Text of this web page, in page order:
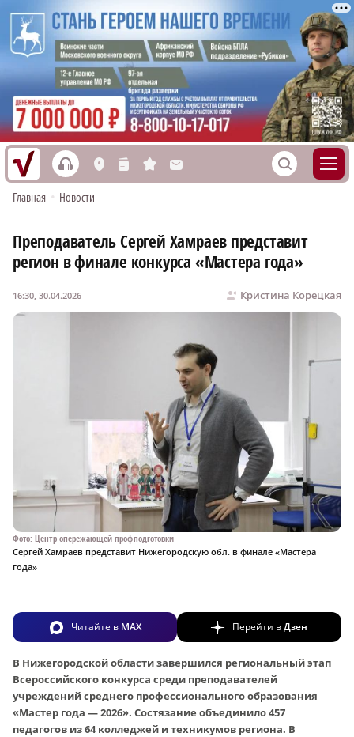
h L n s M S
Главная • Новости
Преподаватель Сергей Хамраев представит
регион в финале конкурса «Мастера года»
Кристина Корецкая
16:30, 30.04.2026
Фото: Центр опережающей профподготовки
Сергей Хамраев представит Нижегородскую обл. в финале «Мастера
года»
Читайте в MAX Перейти вДзен
В Нижегородской области завершился региональный этап
Всероссийского конкурса среди преподавателей
учреждений среднего профессионального образования
«Мастер года — 2026». Состязание объединило 457
педагогов из 64 колледжей и техникумов региона. В